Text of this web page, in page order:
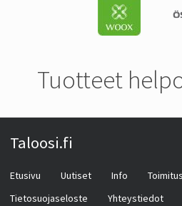
Tuotteet
Taloosi.fi
Etusivu Uutiset Info
Tietosuojaseloste
Yhteystiedot